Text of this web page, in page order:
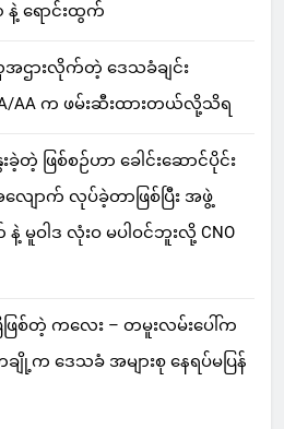
နဲ့ ရောင်းထွက်
ဌားလိုက်တဲ့ ဒေသခံချင်း
AA က ဖမ်းဆီးထားတယ်လို့သိရ
တဲ့ ဖြစ်စဉ်ဟာ ခေါင်းဆောင်ပိုင်း
ောက် လုပ်ခဲ့တာဖြစ်ပြီး အဖွဲ့
မူဝါဒ လုံးဝ မပါဝင်ဘူးလို့ CNO
ဖြစ်တဲ့ ကလေး – တမူးလမ်းပေါ်က
ျို့က ဒေသခံ အများစု နေရပ်မပြန်